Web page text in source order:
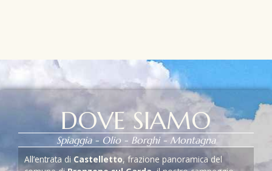
DOVE SIAMO
Spiaggia - Olio - Borghi - Montagna
All’entrata di Castelletto, frazione panoramica del